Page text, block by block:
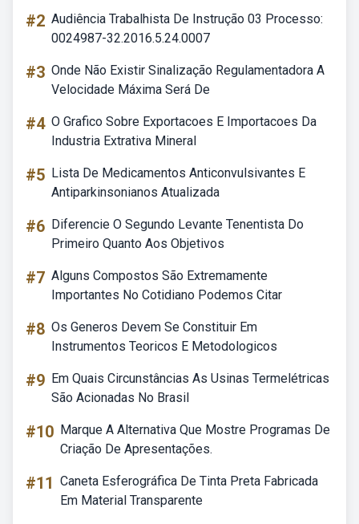
#2 Audiência Trabalhista De Instrução 03 Processo:
0024987-32.2016.5.24.0007
#3 Onde Não Existir Sinalização Regulamentadora A
Velocidade Máxima Será De
#4 O Grafico Sobre Exportacoes E Importacoes Da
Industria Extrativa Mineral
#5 Lista De Medicamentos Anticonvulsivantes E
Antiparkinsonianos Atualizada
#6 Diferencie O Segundo Levante Tenentista Do
Primeiro Quanto Aos Objetivos
#7 Alguns Compostos São Extremamente
Importantes No Cotidiano Podemos Citar
#8 Os Generos Devem Se Constituir Em
Instrumentos Teoricos E Metodologicos
#9 Em Quais Circunstâncias As Usinas Termelétricas
São Acionadas No Brasil
#10 Marque A Alternativa Que Mostre Programas De
Criação De Apresentações.
#11 Caneta Esferográfica De Tinta Preta Fabricada
Em Material Transparente